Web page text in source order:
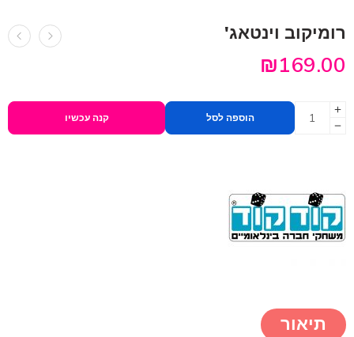
רומיקוב וינטאג'
₪169.00
הוספה לסל קנה עכשיו
תיאור